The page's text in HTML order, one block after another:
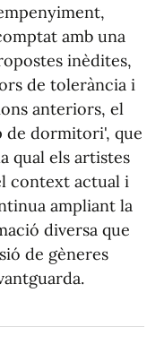
amb una
inèdites,
de tolerància i
anteriors, el
dormitori', que
qual els artistes
context actual i
ampliant la
diversa que
de gèneres